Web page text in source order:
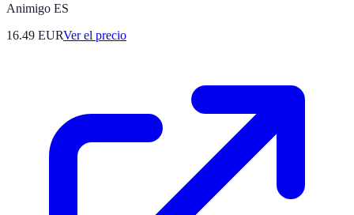
Animigo ES
16.49 EURVer el precio